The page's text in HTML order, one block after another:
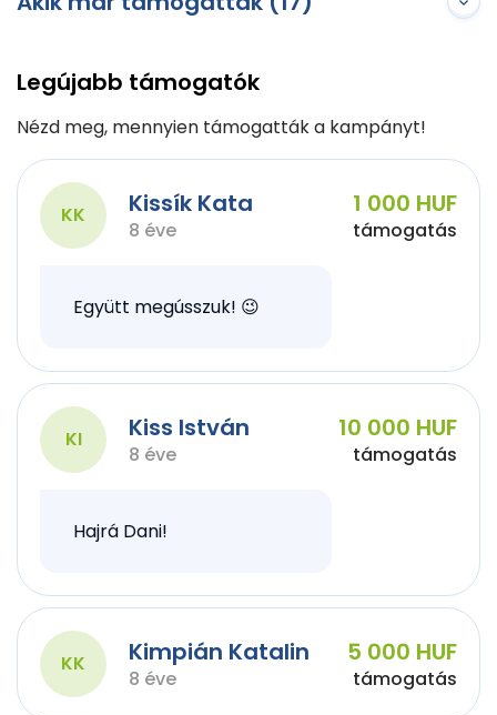
Legújabb támogatók
Nézd meg, mennyien támogatták a kampányt!
KK Kissík Kata
8 éve
1 000 HUF
támogatás
Együtt megússzuk! 😉
KI Kiss István
8 éve
10 000 HUF
támogatás
Hajrá Dani!
KK Kimpián Katalin
8 éve
5 000 HUF
támogatás